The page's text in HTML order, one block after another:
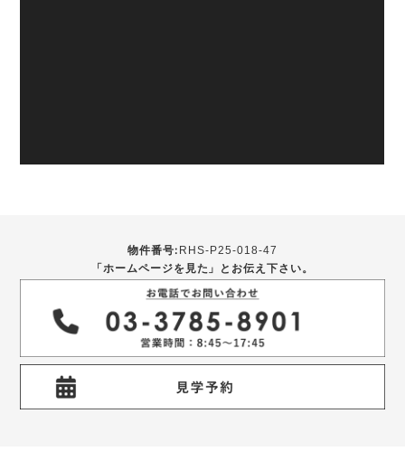
物件番号: RHS-P25-018-47
「ホームページを見た」とお伝え下さい。